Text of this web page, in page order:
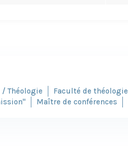
Théologie
Faculté de théologie
Maître de conférences